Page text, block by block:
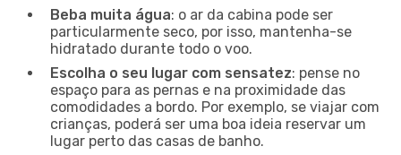
Beba muita água: o ar da cabina pode ser
particularmente seco, por isso, mantenha-se
hidratado durante todo o voo.
Escolha o seu lugar com sensatez: pense no
espaço para as pernas e na proximidade das
comodidades a bordo. Por exemplo, se viajar com
crianças, poderá ser uma boa ideia reservar um
lugar perto das casas de banho.